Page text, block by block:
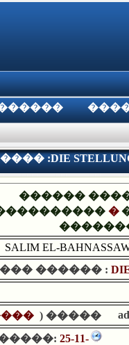
:DIE STELLUNG
������
�
SALIM EL-
��� ������ :
����� (
25-11-